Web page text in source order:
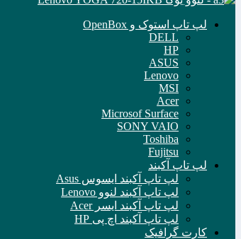
لپ تاپ استوک و OpenBox
DELL
HP
ASUS
Lenovo
MSI
Acer
Microsof Surface
SONY VAIO
Toshiba
Fujitsu
لپ تاپ آکبند
لپ تاپ آکبند ایسوس Asus
لپ تاپ آکبند لنوو Lenovo
لپ تاپ آکبند ایسر Acer
لپ تاپ آکبند اچ پی HP
کارت گرافیک